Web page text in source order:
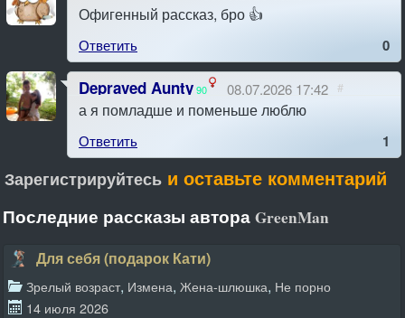
Офигенный рассказ, бро 👍
Ответить 0
Depraved Aunty90 08.07.2026 17:42 #
а я помладше и поменьше люблю
Ответить 1
Зарегистрируйтесь и оставьте комментарий
Последние рассказы автора GreenMan
Для себя (подарок Кати)
Зрелый возраст, Измена, Жена-шлюшка, Не порно
14 июля 2026